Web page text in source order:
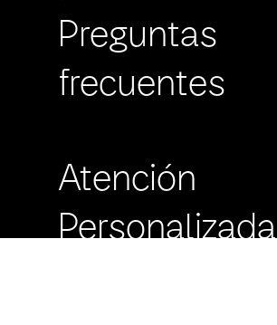
Preguntas
frecuentes
Atención
Personalizada